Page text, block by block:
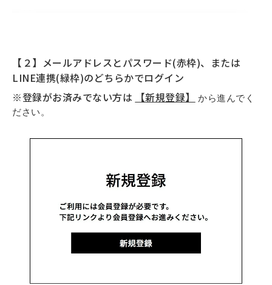
【２】メールアドレスとパスワード(赤枠)、または
LINE連携(緑枠)のどちらかでログイン
※登録がお済みでない方は
【新規登録】
から進んでく
ださい。